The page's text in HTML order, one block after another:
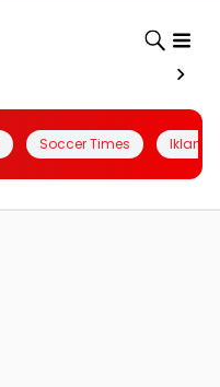
Soccer Times Iklanin